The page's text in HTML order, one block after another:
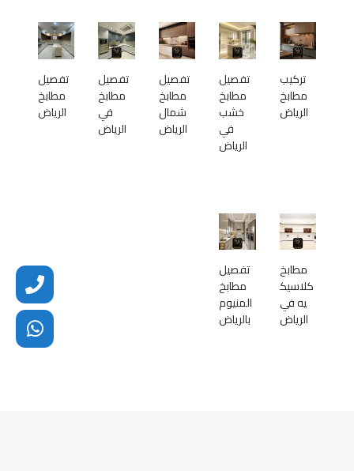
تركيب
مطابخ
الرياض
تفصيل
مطابخ
خشب
في
الرياض
تفصيل
مطابخ
شمال
الرياض
تفصيل
مطابخ
في
الرياض
تفصيل
مطابخ
الرياض
مطابخ
كلاسيك
يه في
الرياض
تفصيل
مطابخ
المنيوم
بالرياض